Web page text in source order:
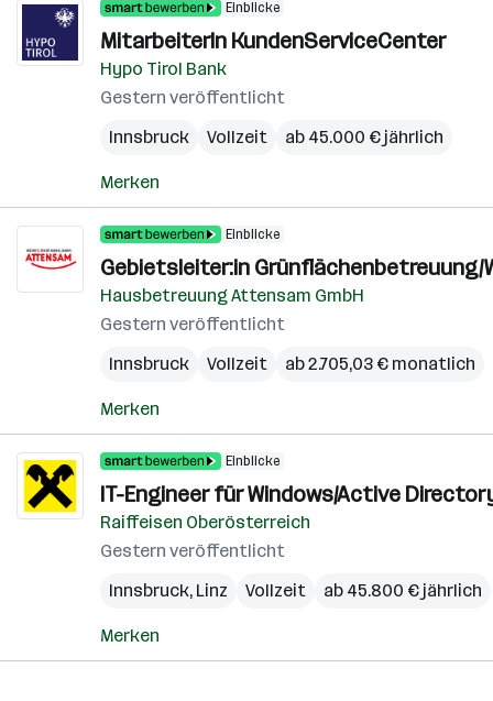
Einblicke
MitarbeiterIn KundenServiceCenter
Hypo Tirol Bank
Gestern veröffentlicht
Innsbruck
Vollzeit ab 45.000 € jährlich
Merken
Einblicke
Gebietsleiter:in Grünflächenbetreuung/
Hausbetreuung Attensam GmbH
Gestern veröffentlicht
Innsbruck
Vollzeit ab 2.705,03 € monatlich
Merken
Einblicke
IT-Engineer für Windows/Active
Raiffeisen Oberösterreich
Gestern veröffentlicht
Innsbruck, Linz Vollzeit ab 45.800 € jährlich
Merken